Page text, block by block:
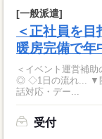
[一般派遣]
＜正社員を
暖房完備で年
＜イベント運営補助のお仕事♪＞ 展示館で
◎ ◇1日の流れ... ▼開館準備 ▼来場者への案内対応/カウント ▼電
話対応・デー...
受付